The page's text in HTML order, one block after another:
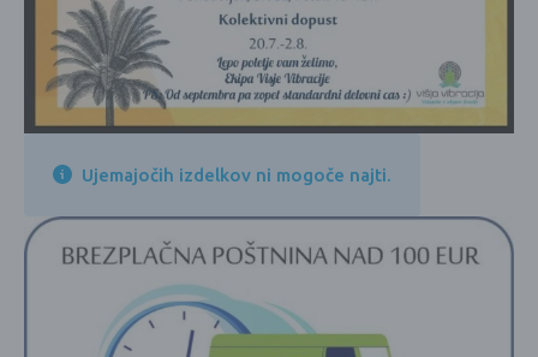
Ujemajočih izdelkov ni mogoče najti.